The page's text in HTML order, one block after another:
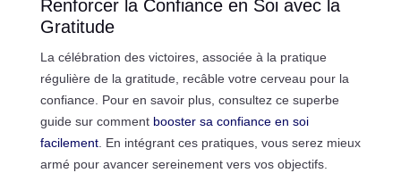
Renforcer la Confiance en Soi avec la
Gratitude
La célébration des victoires, associée à la pratique
régulière de la gratitude, recâble votre cerveau pour la
confiance. Pour en savoir plus, consultez ce superbe
guide sur comment booster sa confiance en soi
facilement. En intégrant ces pratiques, vous serez mieux
armé pour avancer sereinement vers vos objectifs.